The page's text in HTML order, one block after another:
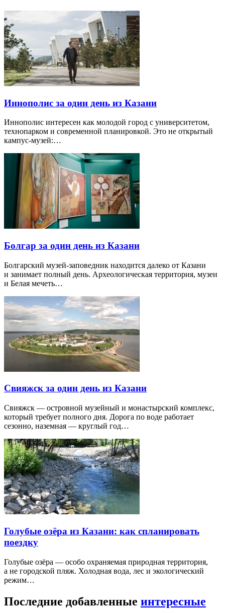
Иннополис за один день из Казани
Иннополис интересен как молодой город с университетом,
технопарком и современной планировкой. Это не открытый
кампус-музей:…
Болгар за один день из Казани
Болгарский музей-заповедник находится далеко от Казани
и занимает полный день. Археологическая территория, музеи
и Белая мечеть…
Свияжск за один день из Казани
Свияжск — островной музейный и монастырский комплекс,
который требует полного дня. Дорога по воде работает
сезонно, наземная — круглый год…
Голубые озёра из Казани: как спланировать
поездку
Голубые озёра — особо охраняемая природная территория,
а не городской пляж. Холодная вода, лес и экологический
режим…
Последние добавленные интересные